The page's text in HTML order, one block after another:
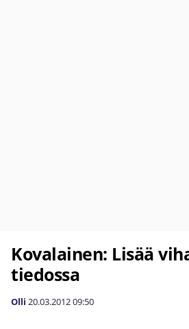
Kovalainen: Lisää
tiedossa
Olli 20.03.201209:50